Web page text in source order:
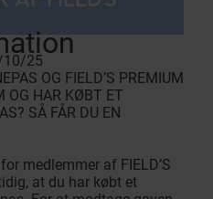
10/25
OG FIELD’S PREMIUM
OG HAR KØBT ET
SÅ FÅR DU EN
medlemmer af FIELD’S
at du har købt et